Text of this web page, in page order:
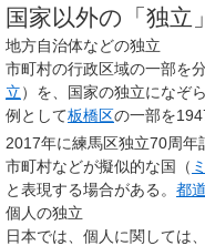
国家以外の「独立」
地方自治体などの独立
市町村の行政区域の一部を
立）を、国家の独立になぞ
例として板橋区の一部を
2017年に練馬区独立70周年
市町村などが擬似的な国（
と表現する場合がある。 都
個人の独立
日本では、個人に関しては